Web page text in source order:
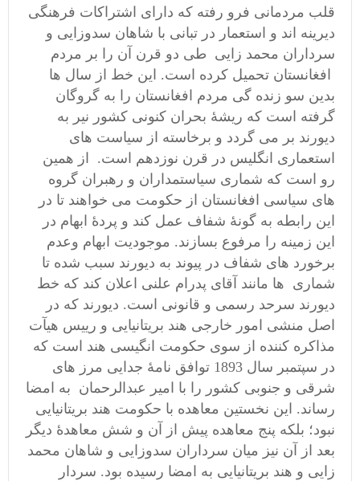
قلب مردمانی فرو رفته که دارای اشتراکات فرهنگی
دیرینه اند و استعمار در تبانی با شاهان سدوزایی و
سرداران محمد زایی طی دو قرن آن را بر مردم
افغانستان تحمیل کرده است. این خط از سال ها
بدین سو زنده گی مردم افغانستان را به گروگان
گرفته است که ریشۀ بحران کنونی کشور نیر به
دیورند بر می گردد و برخاسته از سیاست های
استعماری انگلیس در قرن نوزدهم است. از همین
رو است که شماری سیاستمداران و رهبران گروه
های سیاسی افغانستان از حکومت می خواهند تا در
این رابطه به گونۀ شفاف عمل کند و پردۀ ابهام در
این زمینه را مرفوع بسازند. موجودیت ابهام وعدم
برخورد های شفاف در پیوند به دیورند سبب شده تا
شماری ها مانند آقای پدرام علنی اعلان کند که خط
دیورند سرحد رسمی و قانونی است. دیورند که در
اصل منشی امور خارجی هند بریتانیایی و رییس هیآت
مذاکره کننده از سوی حکومت انگیسی هند است که
در سپتمبر سال 1893 توافق نامۀ جدایی مرز های
شرقی و جنوبی کشور را با امیر عبدالرحمان به امضا
رساند. این نخستین معاهده با حکومت هند بریتانیایی
نبود؛ بلکه پنج معاهده پیش از آن و شش معاهدۀ دیگر
بعد از آن نیز میان سرداران سدوزایی و شاهان محمد
زایی و هند بریتانیایی به امضا رسیده بود. سردار